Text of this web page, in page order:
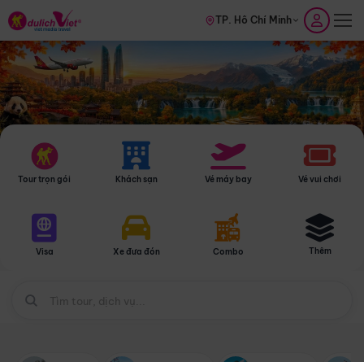
TP. Hồ Chí Minh
Tour trọn gói Khách sạn Vé máy bay Vé vui chơi
Visa Xe đưa đón Combo Thêm